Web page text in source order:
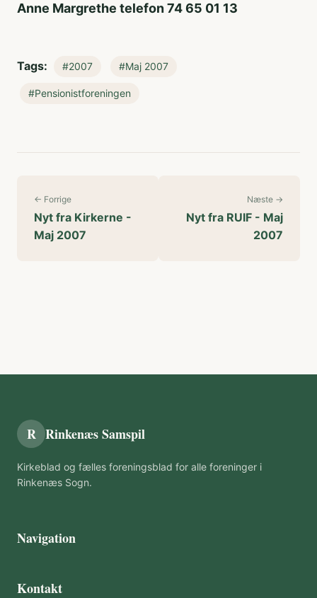
Anne Margrethe telefon 74 65 01 13
Tags: #2007 #Maj 2007
#Pensionistforeningen
← Forrige
Nyt fra Kirkerne -
Maj 2007
Næste →
Nyt fra RUIF - Maj
2007
R Rinkenæs Samspil
Kirkeblad og fælles foreningsblad for alle foreninger i
Rinkenæs Sogn.
Navigation
Kontakt